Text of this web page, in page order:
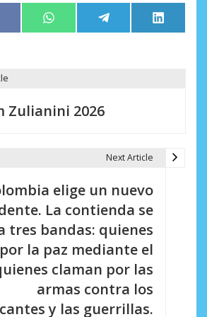
Compartir
en
WhatsApp Compartir
en
Telegram
en
LinkedIn
Zulianini 2026
Next Article
elige un nuevo
La contienda se
tres bandas: quienes
la paz mediante el
claman por las
armas contra los
y las guerrillas.